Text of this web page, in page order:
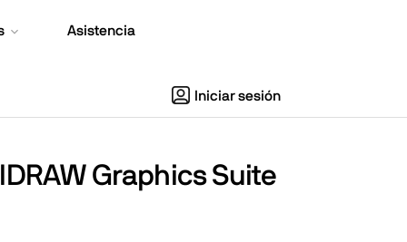
Asistencia
Iniciar sesión
Graphics Suite